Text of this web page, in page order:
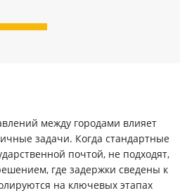
между городами влияет
задачи. Когда стандартные
почтой, не подходят,
где задержки сведены к
на ключевых этапах